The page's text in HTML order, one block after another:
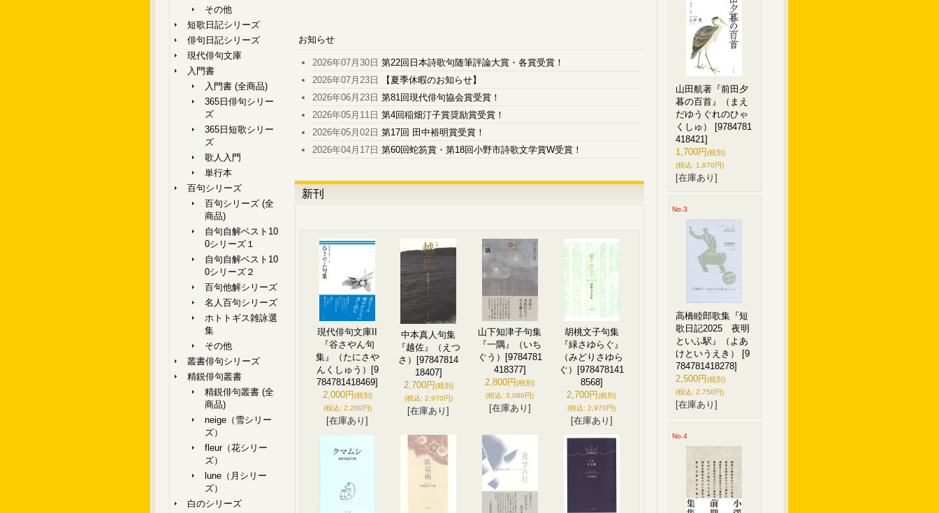
その他
短歌日記シリーズ
俳句日記シリーズ
現代俳句文庫
入門書
入門書 (全商品)
365日俳句シリー
ズ
365日短歌シリー
ズ
歌人入門
単行本
百句シリーズ
百句シリーズ (全
商品)
自句自解ベスト10
0シリーズ１
自句自解ベスト10
0シリーズ２
百句他解シリーズ
名人百句シリーズ
ホトトギス雑詠選
集
その他
叢書俳句シリーズ
精鋭俳句叢書
精鋭俳句叢書 (全
商品)
neige（雪シリー
ズ）
fleur（花シリー
ズ）
lune（月シリー
ズ）
白のシリーズ
お知らせ
2026年07月30日 第22回日本詩歌句随筆評論大賞・各賞受賞！
2026年07月23日
【夏季休暇のお知らせ】
2026年06月23日 第81回現代俳句協会賞受賞！
2026年05月11日 第4回稲畑汀子賞奨励賞受賞！
2026年05月02日 第17回 田中裕明賞受賞！
2026年04月17日 第60回蛇笏賞・第18回小野市詩歌文学賞W受賞！
新刊
現代俳句文庫II
『谷さやん句
集』（たにさや
んくしゅう）
[9
784781418469]
2,000円(税別)
(税込: 2,200円)
[在庫あり]
中本真人句集
『越佐』（えつ
さ）
[97847814
18407]
2,700円(税別)
(税込: 2,970円)
[在庫あり]
山下知津子句集
『一隅』（いち
ぐう）
[9784781
418377]
2,800円(税別)
(税込: 3,080円)
[在庫あり]
胡桃文子句集
『緑さゆらぐ』
（みどりさゆら
ぐ）
[978478141
8568]
2,700円(税別)
(税込: 2,970円)
[在庫あり]
山田航著『前田夕
暮の百首』（まえ
だゆうぐれのひゃ
くしゅ）
[9784781
418421]
1,700円(税別)
(税込: 1,870円)
[在庫あり]
No.3
高橋睦郎歌集『短
歌日記2025 夜明
といふ駅』（よあ
けというえき）
[9
784781418278]
2,500円(税別)
(税込: 2,750円)
[在庫あり]
No.4